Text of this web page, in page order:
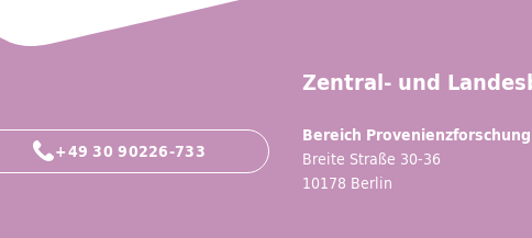
Zentral- und
+49 30 90226-733
Bereich Provenienzforschung
Breite Straße 30-36
10178 Berlin